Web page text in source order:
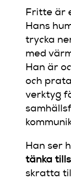
Fritte är
Hans
trycka
med
Han är
och
verktyg
Han ser
tänka
skratta